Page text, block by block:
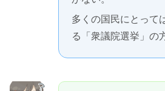
多くの国民にとって
る「衆議院選挙」の